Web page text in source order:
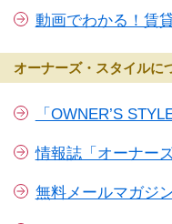
動画でわかる！賃
オーナーズ・スタイルに
「OWNER’S
情報誌「オーナー
無料メールマガジ